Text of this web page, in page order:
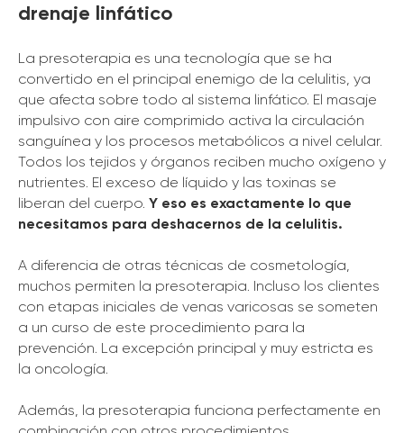
drenaje linfático
La presoterapia es una tecnología que se ha
convertido en el principal enemigo de la celulitis, ya
que afecta sobre todo al sistema linfático. El masaje
impulsivo con aire comprimido activa la circulación
sanguínea y los procesos metabólicos a nivel celular.
Todos los tejidos y órganos reciben mucho oxígeno y
nutrientes. El exceso de líquido y las toxinas se
liberan del cuerpo. Y eso es exactamente lo que
necesitamos para deshacernos de la celulitis.
A diferencia de otras técnicas de cosmetología,
muchos permiten la presoterapia. Incluso los clientes
con etapas iniciales de venas varicosas se someten
a un curso de este procedimiento para la
prevención. La excepción principal y muy estricta es
la oncología.
Además, la presoterapia funciona perfectamente en